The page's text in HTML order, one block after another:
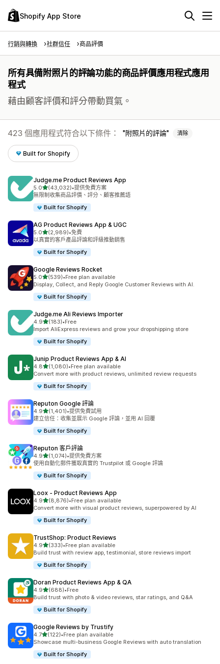
Shopify App Store
行銷與轉換 社群信任 商品評價
所有具備附照片的評論功能的商品評價應用程式應用
程式
藉由顧客評價和評分帶動買氣。
423 個應用程式符合以下條件： 附照片的評論 清除
Built for Shopify
Judge.me Product Reviews App
5.0滿分 5 顆星
(43,032)
共有 43032 則評價
•提供免費方案
無限制收集商品評價、評分、顧客推薦語
Built for Shopify
AG Product Reviews App & UGC
5.0滿分 5 顆星
(2,989)
共有 2989 則評價
•免費
以真實的客戶產品評論和評級推動銷售
Built for Shopify
Google Reviews Rocket
5.0滿分 5 顆星
(539)
共有 539 則評價
•Free plan available
Display, Collect, and Reply Google Customer Reviews with AI.
Built for Shopify
Judge.me Ali Reviews Importer
4.9滿分 5 顆星
(183)
共有 183 則評價
•Free
Import AliExpress reviews and grow your dropshipping store
Built for Shopify
Junip Product Reviews App & AI
4.8滿分 5 顆星
(1,080)
共有 1080 則評價
•Free plan available
Convert more with product reviews, unlimited review requests
Built for Shopify
Reputon Google 評論
4.9滿分 5 顆星
(1,401)
共有 1401 則評價
•提供免費試用
建立信任：收集並展示 Google 評論，並用 AI 回覆
Built for Shopify
Reputon 客戶評論
4.9滿分 5 顆星
(1,074)
共有 1074 則評價
•提供免費方案
使用自動化郵件獲取真實的 Trustpilot 或 Google 評論
Built for Shopify
Loox ‑ Product Reviews App
4.9滿分 5 顆星
(8,876)
共有 8876 則評價
•Free plan available
Convert more with visual product reviews, superpowered by AI
Built for Shopify
TrustShop: Product Reviews
4.9滿分 5 顆星
(333)
共有 333 則評價
•Free plan available
Build trust with review app, testimonial, store reviews import
Built for Shopify
Doran Product Reviews App & QA
4.9滿分 5 顆星
(688)
共有 688 則評價
•Free
Build trust with photo & video reviews, star ratings, and Q&A
Built for Shopify
Google Reviews by Trustify
4.7滿分 5 顆星
(122)
共有 122 則評價
•Free plan available
Showcase multi-business Google Reviews with auto translation
Built for Shopify